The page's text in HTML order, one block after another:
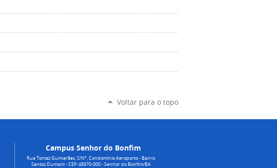
Voltar para o topo
Campus Senhor do Bonfim
Rua Tomaz Guimarães, S/N°, Condomínio Aeroporto - Bairro
Santos Dumont - CEP: 48970-000 - Senhor do Bonfim/BA